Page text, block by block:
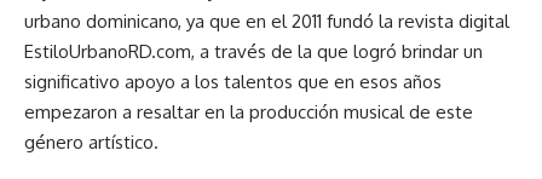
urbano dominicano, ya que en el 2011 fundó la revista digital
EstiloUrbanoRD.com, a través de la que logró brindar un
significativo apoyo a los talentos que en esos años
empezaron a resaltar en la producción musical de este
género artístico.